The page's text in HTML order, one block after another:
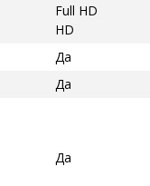
Full HD
HD
Да
Да
Да